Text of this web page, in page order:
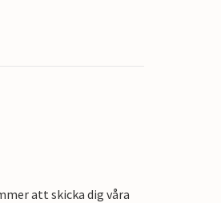
att skicka dig våra